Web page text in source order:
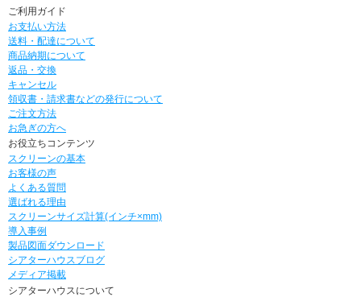
ご利用ガイド
お支払い方法
送料・配達について
商品納期について
返品・交換
キャンセル
領収書・請求書などの発行について
ご注文方法
お急ぎの方へ
お役立ちコンテンツ
スクリーンの基本
お客様の声
よくある質問
選ばれる理由
スクリーンサイズ計算(インチ×mm)
導入事例
製品図面ダウンロード
シアターハウスブログ
メディア掲載
シアターハウスについて